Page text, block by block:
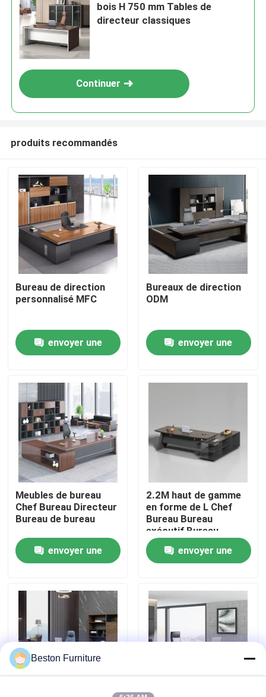
À la maison
Produits
À propos de nous
Visite de l'usine
Contrôle de qualité
Nous contacter
Les affaires
Le blog
Bureaux de poste de travail
bois H 750 mm Tables de
directeur classiques
Continuer
produits recommandés
Bureau de direction
personnalisé MFC
envoyer une
Bureaux de direction
ODM
envoyer une
Meubles de bureau
Chef Bureau Directeur
Bureau de bureau
envoyer une
2.2M haut de gamme
en forme de L Chef
Bureau Bureau
exécutif Bureau
Bureau et cabinet
envoyer une
Beston Furniture